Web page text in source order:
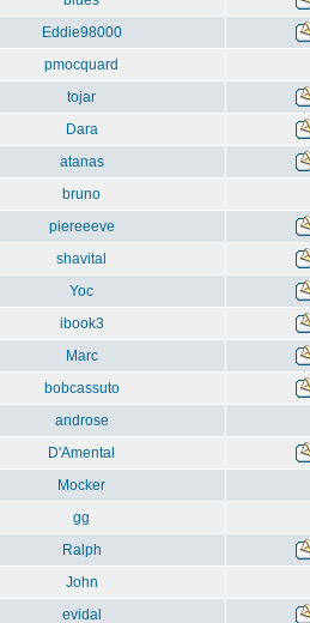
Eddie98000
pmocquard
tojar
Dara
atanas
bruno
piereeeve
shavital
Yoc
ibook3
Marc
bobcassuto
androse
D'Amental
Mocker
gg
Ralph
John
evidal